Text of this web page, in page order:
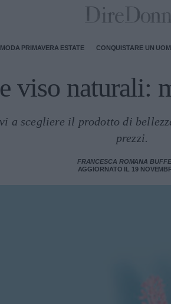
MODA PRIMAVERA ESTATE CONQUISTARE UN
viso naturali:
a scegliere il prodotto di
prezzi.
FRANCESCA ROMANA
AGGIORNATO IL 19